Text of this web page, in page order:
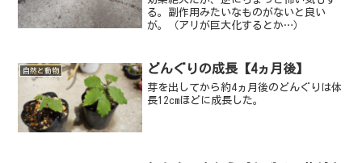
る。副作用みたいなものがないと良い
が。（アリが巨大化するとか…）
自然と動物 どんぐりの成長【4ヵ月後】
芽を出してから約4ヵ月後のどんぐりは体
長12cmほどに成長した。